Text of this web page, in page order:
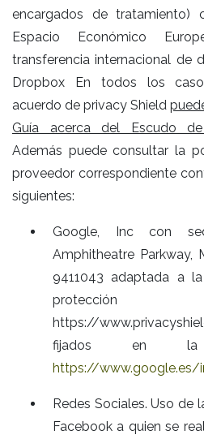
encargados de tratamiento)
Espacio Económico
transferencia internacional de
Dropbox En todos los
acuerdo de privacy Shield
Guía acerca del Escudo de
Además puede consultar la
proveedor correspondiente
siguientes:
Google, Inc con
Amphitheatre Parkway,
9411043 adaptada a
https://
fijados en la
https://
Redes Sociales. Uso de
Facebook a quien se